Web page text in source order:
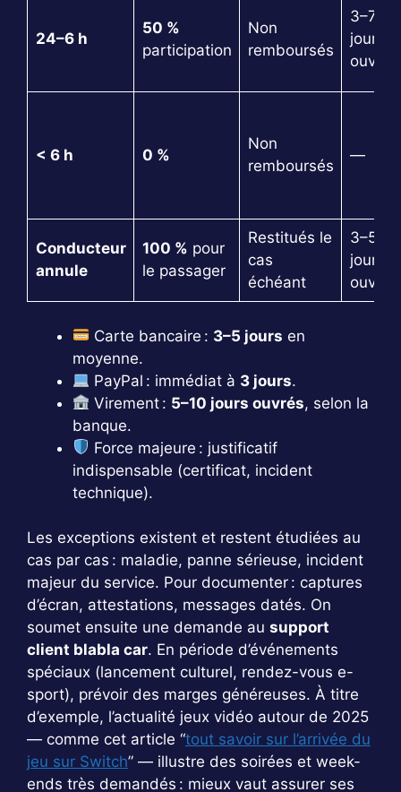
24–6 h
50 %
participation
Non
remboursés
3–7
jours
ouvrés
< 6 h 0 %
Non
remboursés
—
Conducteur
annule
100 % pour
le passager
Restitués le
cas
échéant
3–5
jours
ouvrés
Carte bancaire : 3–5 jours en
moyenne.
PayPal : immédiat à 3 jours.
Virement : 5–10 jours ouvrés, selon la
banque.
Force majeure : justificatif
indispensable (certificat, incident
technique).
Les exceptions existent et restent étudiées au
cas par cas : maladie, panne sérieuse, incident
majeur du service. Pour documenter : captures
d’écran, attestations, messages datés. On
soumet ensuite une demande au support
client blabla car. En période d’événements
spéciaux (lancement culturel, rendez-vous e-
sport), prévoir des marges généreuses. À titre
d’exemple, l’actualité jeux vidéo autour de 2025
— comme cet article “tout savoir sur l’arrivée du
jeu sur Switch” — illustre des soirées et week-
ends très demandés : mieux vaut assurer ses